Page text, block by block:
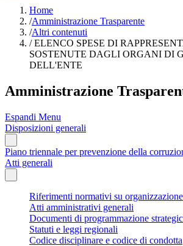
Home
/Amministrazione Trasparente
/Altri contenuti
/ELENCO SPESE DI
SOSTENUTE DAGLI ORGANI DI
DELL'ENTE
Amministrazione
Espandi Menu
Disposizioni generali
Piano triennale per prevenzione della
Atti generali
Riferimenti normativi su
Atti amministrativi generali
Documenti di programmazione
Statuti e leggi regionali
Codice disciplinare e codice di condotta